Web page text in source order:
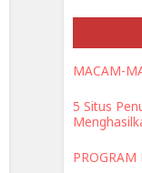
MACAM-
5 Situs
PROGRAM